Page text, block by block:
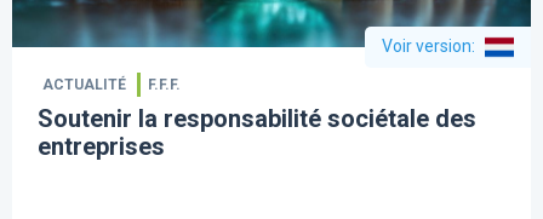
Voir version:
ACTUALITÉ F.F.F.
Soutenir la responsabilité sociétale des
entreprises